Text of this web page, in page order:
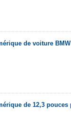
de voiture
de 12,3 pouces